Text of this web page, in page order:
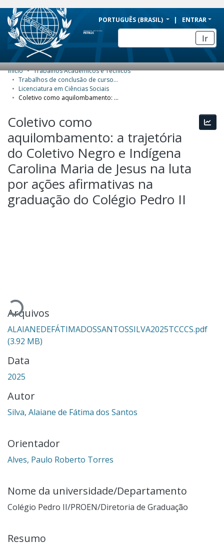
BRAZIL
Simplifique!
Comunica BR
Participe
Acesso à informação
Legislação
PORTUGUÊS (BRASIL) ENTRAR
Ir
COMUNIDADES E COLEÇÕES
NAVEGAR
ESTATÍSTICAS
SOBRE
Início
Trabalhos Acadêmicos e Técnicos
Trabalhos de conclusão de curso de Graduação
Licenciatura em Ciências Sociais
Coletivo como aquilombamento: a trajetória do Coletivo Negro e Indígena Carolina Maria de Jesus na luta por ações afirmativas na graduação do Colégio Pedro II
Coletivo como
aquilombamento: a trajetória
do Coletivo Negro e Indígena
Carolina Maria de Jesus na luta
por ações afirmativas na
graduação do Colégio Pedro II
Carregando...
Arquivos
ALAIANEDEFÁTIMADOSSANTOSSILVA2025TCCCS.pdf
(3.92 MB)
Data
2025
Autor
Silva, Alaiane de Fátima dos Santos
Orientador
Alves, Paulo Roberto Torres
Nome da universidade/Departamento
Colégio Pedro II/PROEN/Diretoria de Graduação
Resumo